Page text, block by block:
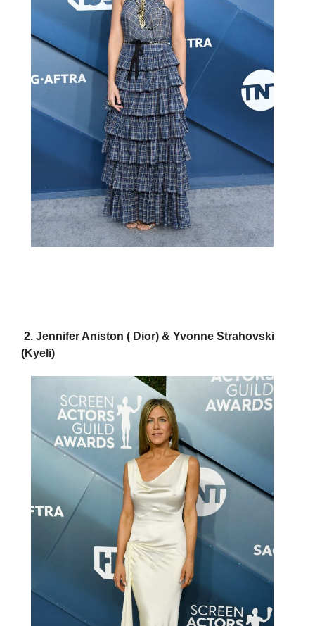
2. Jennifer Aniston ( Dior) & Yvonne Strahovski
(Kyeli)